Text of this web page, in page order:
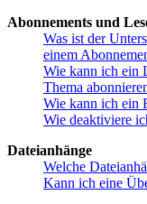
Abonnements und
Was ist der
einem
Wie kann ich ein
Thema
Wie kann ich ein
Wie deaktiviere
Dateianhänge
Welche
Kann ich eine